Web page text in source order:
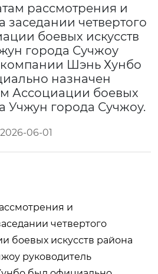
рассмотрения и
заседании четвертого
боевых искусств
города Сучжоу
компании Шэнь Хунбо
назначен
Ассоциации боевых
Учжун города Сучжоу.
2026-06-01
и
четвертого
боевых искусств района
руководитель